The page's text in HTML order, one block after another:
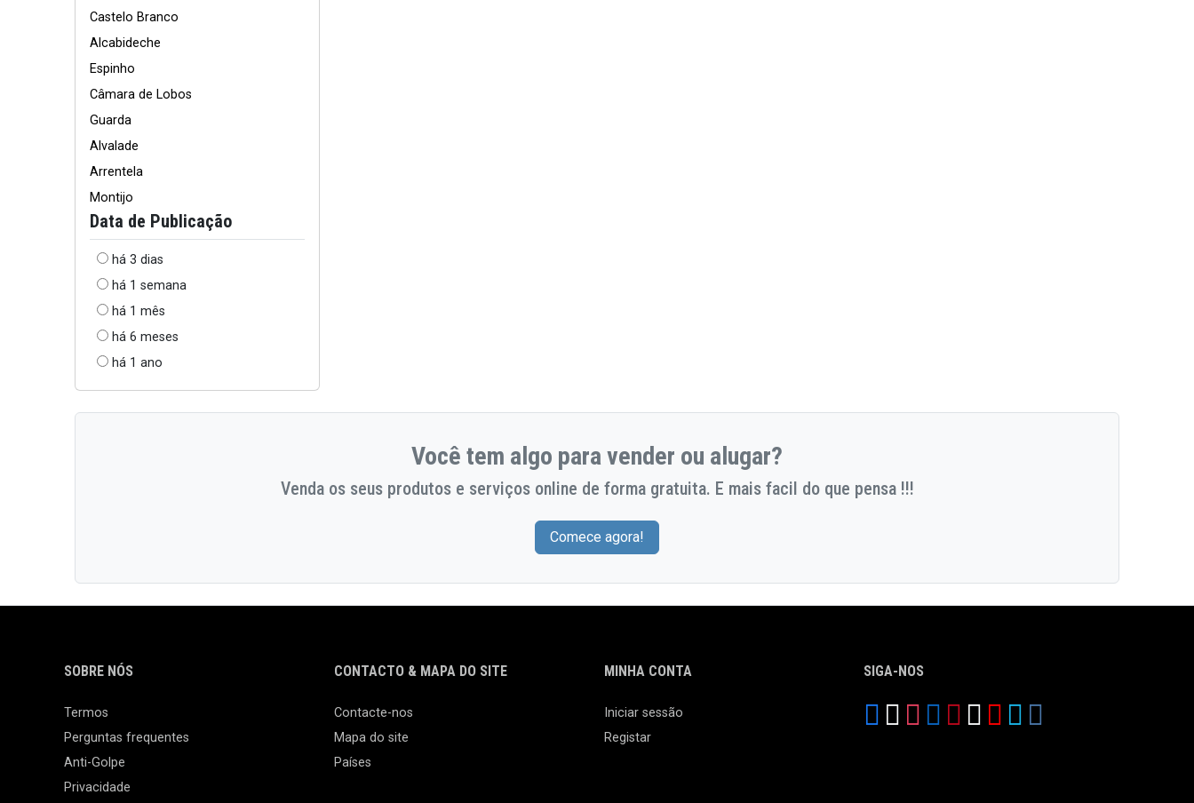
Castelo Branco
Alcabideche
Espinho
Câmara de Lobos
Guarda
Alvalade
Arrentela
Montijo
Data de Publicação
há 3 dias
há 1 semana
há 1 mês
há 6 meses
há 1 ano
Você tem algo para vender ou alugar?
Venda os seus produtos e serviços online de forma gratuita. E mais facil do que pensa !!!
Comece agora!
SOBRE NÓS
Termos
Perguntas frequentes
Anti-Golpe
Privacidade
CONTACTO & MAPA DO SITE
Contacte-nos
Mapa do site
Países
MINHA CONTA
Iniciar sessão
Registar
SIGA-NOS